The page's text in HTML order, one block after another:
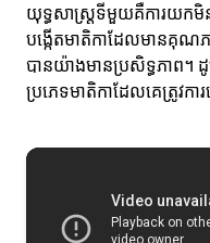
យុទ្ធសាស្រ្តទីមួយគឺការយកមិ
បង្កើតមាតិកាដែលមានគុណភ
បានយ៉ាងមានប្រសិទ្ធភាព។
ប្រភេទមាតិកាដែលគេត្រូវកា